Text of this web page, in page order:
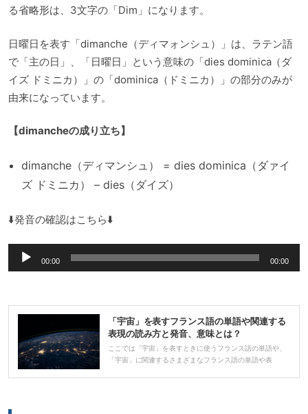
る省略形は、3文字の「Dim」になります。
日曜日を表す「dimanche（ディマォンシュ）」は、ラテン語
で「主の日」、「日曜日」という意味の「dies dominica（ダ
イズ ドミニカ）」の「dominica（ドミニカ）」の部分のみが
由来になっています。
【dimancheの成り立ち】
dimanche（ディマンシュ） = dies dominica（ダァイ
ズ ドミニカ） – dies（ダイズ）
⬇️発音の確認はこちら⬇️
声
レ
ー
00:00 00:00
「宇宙」を表すフランス語の単語や関連する
表現の読み方と発音、意味とは？
ここでは「宇宙」を表すときに使うフランス語の単語や、
「宇宙」に関連するさまざまなフランス語の単語や表